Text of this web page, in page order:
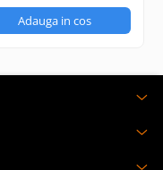
Adauga in cos